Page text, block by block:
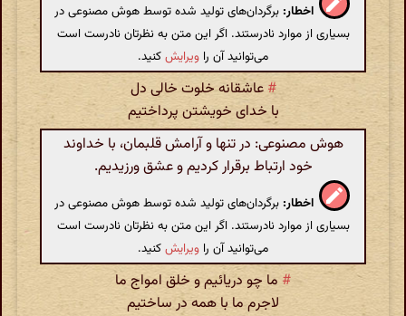
اخطار: برگردان‌های تولید شده توسط هوش مصنوعی در
بسیاری از موارد نادرستند. اگر این متن به نظرتان نادرست است
می‌توانید آن را ویرایشکنید.
# عاشقانه خلوت خالی دل
با خدای خویشتن پرداختیم
هوش مصنوعی: در تنها و آرامش قلبمان، با خداوند
خود ارتباط برقرار کردیم و عشق ورزیدیم.
اخطار: برگردان‌های تولید شده توسط هوش مصنوعی در
بسیاری از موارد نادرستند. اگر این متن به نظرتان نادرست است
می‌توانید آن را ویرایشکنید.
# ما چو دریائیم و خلق امواج ما
لاجرم ما با همه در ساختیم